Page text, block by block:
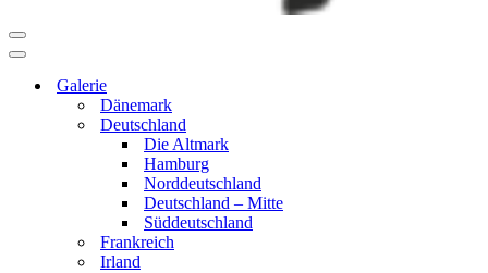
Navigationsmenü
Navigationsmenü
Galerie
Dänemark
Deutschland
Die Altmark
Hamburg
Norddeutschland
Deutschland – Mitte
Süddeutschland
Frankreich
Irland